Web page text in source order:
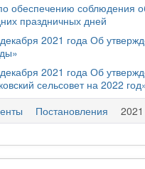
обеспечению соблюдения
праздничных дней
2021 года Об
2021 года Об
сельсовет на 2022
Постановления 2021